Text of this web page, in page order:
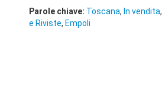
Parole chiave: Toscana, In vendita,
e Riviste, Empoli